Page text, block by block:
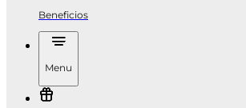
Beneficios
Menu